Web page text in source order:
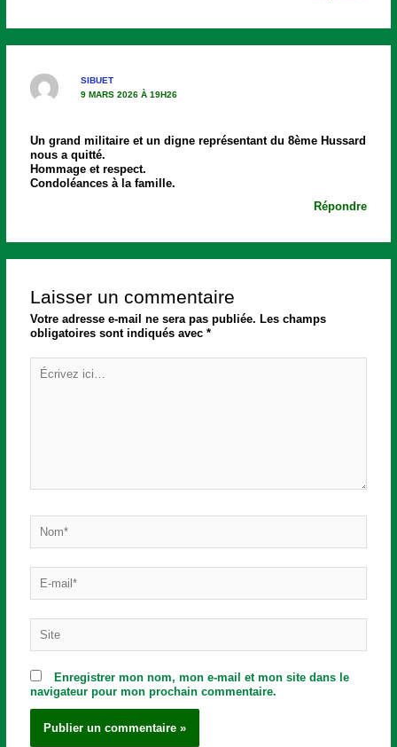
SIBUET
9 MARS 2026 À 19H26
Un grand militaire et un digne représentant du 8ème Hussard
nous a quitté.
Hommage et respect.
Condoléances à la famille.
Répondre
Laisser un commentaire
Votre adresse e-mail ne sera pas publiée. Les champs
obligatoires sont indiqués avec*
Écrivez
ici…
mail*
Enregistrer mon nom, mon e-mail et mon site dans le
navigateur pour mon prochain commentaire.